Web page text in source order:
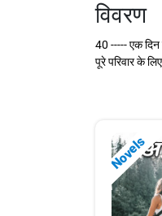
विवरण
40 ----- एक दिन
पूरे परिवार के
Novels